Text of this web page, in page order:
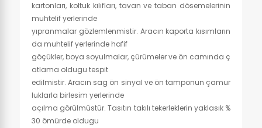
kartonları, koltuk kılıfları, tavan ve taban dösemelerinin
muhtelif yerlerinde
yıpranmalar gözlemlenmistir. Aracın kaporta kısımların
da muhtelif yerlerinde hafif
göçükler, boya soyulmalar, çürümeler ve ön camında ç
atlama oldugu tespit
edilmistir. Aracın sag ön sinyal ve ön tamponun çamur
luklarla birlesim yerlerinde
açılma görülmüstür. Tasıtın takılı tekerleklerin yaklasık %
30 ömürde oldugu